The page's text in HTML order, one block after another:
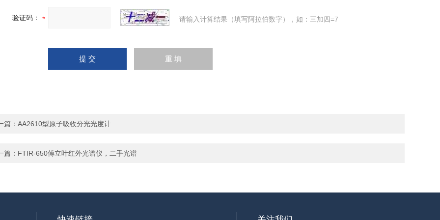
验证码： 请输入计算结果（填写阿拉伯数字），如：三加四=7
篇： AA2610型原子吸收分光光度计
篇： FTIR-650傅立叶红外光谱仪，二手光谱